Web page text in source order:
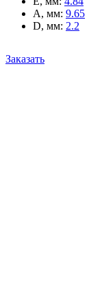
A, мм: 9.65
D, мм: 2.2
Заказать